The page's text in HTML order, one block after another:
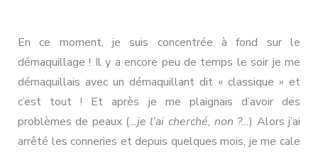
il
peut
en
rester
qu’un
#4
En ce moment, je suis concentrée à fond sur le
démaquillage ! Il y a encore peu de temps le soir je me
démaquillais avec un démaquillant dit « classique » et
c’est tout ! Et après je me plaignais d’avoir des
problèmes de peaux (…je l’ai cherché, non ?…) Alors j’ai
arrêté les conneries et depuis quelques mois, je me cale